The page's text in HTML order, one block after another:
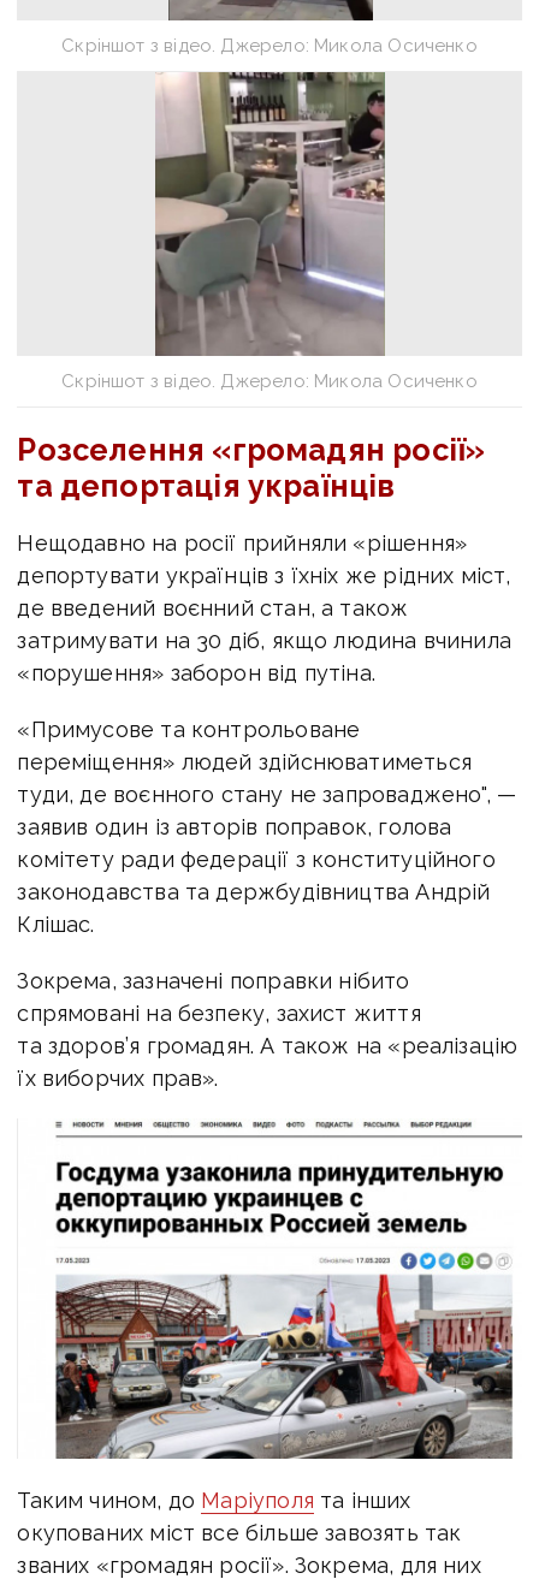
Скріншот з відео. Джерело: Микола Осиченко
Скріншот з відео. Джерело: Микола Осиченко
Розселення «громадян росії»
та депортація українців
Нещодавно на росії прийняли «рішення»
депортувати українців з їхніх же рідних міст,
де введений воєнний стан, а також
затримувати на 30 діб, якщо людина вчинила
«порушення» заборон від путіна.
«Примусове та контрольоване
переміщення» людей здійснюватиметься
туди, де воєнного стану не запроваджено", —
заявив один із авторів поправок, голова
комітету ради федерації з конституційного
законодавства та держбудівництва Андрій
Клішас.
Зокрема, зазначені поправки нібито
спрямовані на безпеку, захист життя
та здоров’я громадян. А також на «реалізацію
їх виборчих прав».
Таким чином, до Маріуполя та інших
окупованих міст все більше завозять так
званих «громадян росії». Зокрема, для них